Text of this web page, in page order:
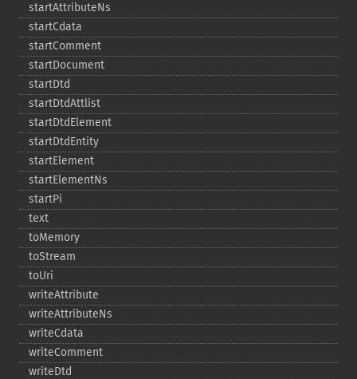
startAttributeNs
startCdata
startComment
startDocument
startDtd
startDtdAttlist
startDtdElement
startDtdEntity
startElement
startElementNs
startPi
text
toMemory
toStream
toUri
writeAttribute
writeAttributeNs
writeCdata
writeComment
writeDtd